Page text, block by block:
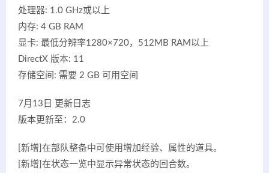
处理器: 1.0 GHz或以上
内存: 4 GB RAM
显卡: 最低分辨率1280×720，512MB RAM以上
DirectX 版本: 11
存储空间: 需要 2 GB 可用空间
7月13日 更新日志
版本更新至：2.0
[新增]在部队整备中可使用增加经验、属性的道具。
[新增]在状态一览中显示异常状态的回合数。